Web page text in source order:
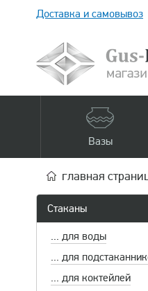
Доставка и самовывоз
Вазы
главная
Стаканы
... для воды
... для
... для коктейлей